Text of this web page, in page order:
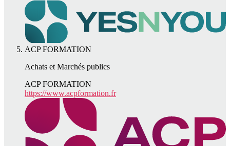
ACP FORMATION
Achats et Marchés publics
ACP FORMATION
https://www.acpformation.fr